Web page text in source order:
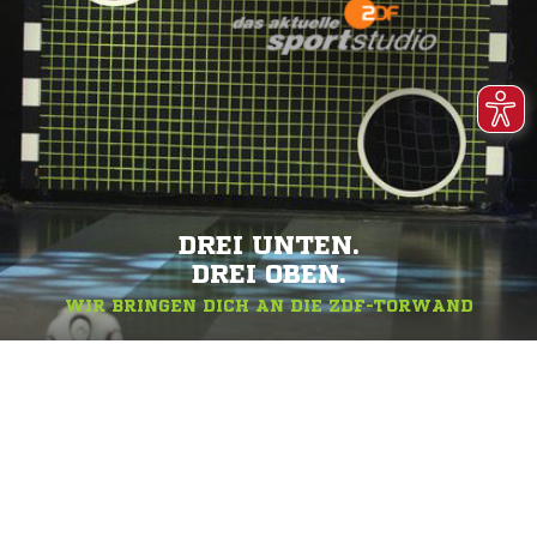
DREI UNTEN.
DREI OBEN.
WIR BRINGEN DICH AN DIE ZDF-TORWAND